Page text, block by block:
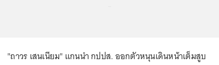
"ถาวร เสนเนียม" แกนนำ กปปส. ออกตัวหนุนเดินหน้าเต็มสูบ